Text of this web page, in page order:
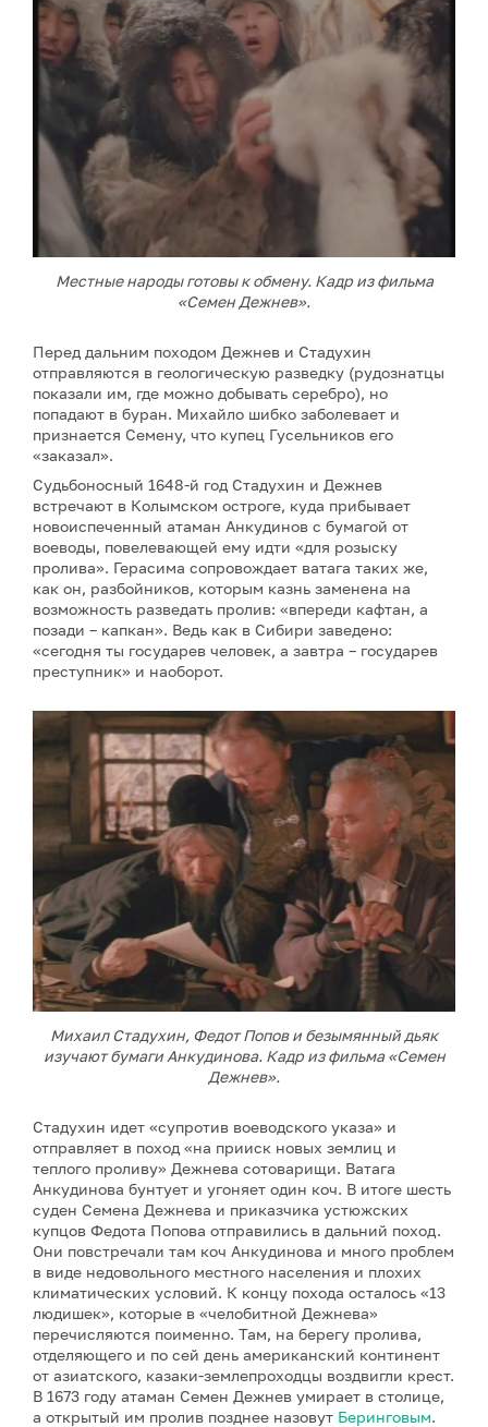
Местные народы готовы к обмену. Кадр из фильма
«Семен Дежнев».
Перед дальним походом Дежнев и Стадухин
отправляются в геологическую разведку (рудознатцы
показали им, где можно добывать серебро), но
попадают в буран. Михайло шибко заболевает и
признается Семену, что купец Гусельников его
«заказал».
Судьбоносный 1648-й год Стадухин и Дежнев
встречают в Колымском остроге, куда прибывает
новоиспеченный атаман Анкудинов с бумагой от
воеводы, повелевающей ему идти «для розыску
пролива». Герасима сопровождает ватага таких же,
как он, разбойников, которым казнь заменена на
возможность разведать пролив: «впереди кафтан, а
позади – капкан». Ведь как в Сибири заведено:
«сегодня ты государев человек, а завтра – государев
преступник» и наоборот.
Михаил Стадухин, Федот Попов и безымянный дьяк
изучают бумаги Анкудинова. Кадр из фильма «Семен
Дежнев».
Стадухин идет «супротив воеводского указа» и
отправляет в поход «на прииск новых землиц и
теплого проливу» Дежнева сотоварищи. Ватага
Анкудинова бунтует и угоняет один коч. В итоге шесть
суден Семена Дежнева и приказчика устюжских
купцов Федота Попова отправились в дальний поход.
Они повстречали там коч Анкудинова и много проблем
в виде недовольного местного населения и плохих
климатических условий. К концу похода осталось «13
людишек», которые в «челобитной Дежнева»
перечисляются поименно. Там, на берегу пролива,
отделяющего и по сей день американский континент
от азиатского, казаки-землепроходцы воздвигли крест.
В 1673 году атаман Семен Дежнев умирает в столице,
а открытый им пролив позднее назовут Беринговым.